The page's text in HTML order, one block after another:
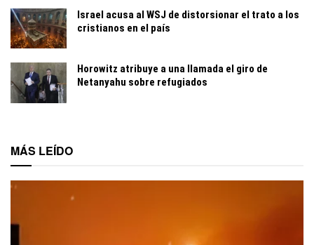
Israel acusa al WSJ de distorsionar el trato a los
cristianos en el país
Horowitz atribuye a una llamada el giro de
Netanyahu sobre refugiados
MÁS LEÍDO